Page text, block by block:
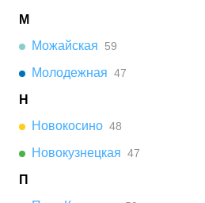
М
Можайская
59
Молодежная 47
Н
Новокосино 48
Новокузнецкая 47
П